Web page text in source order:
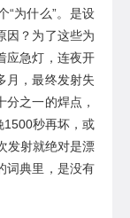
“为什么”。是设
因？为了这些为
应急灯，连夜开
月，最终发射失
分之一的焊点 ，
1500秒再坏， 或
发射就绝对是漂
词典里，是没有